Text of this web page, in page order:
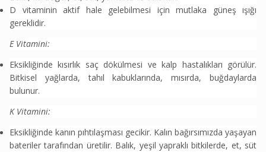
D vitaminin aktif hale gelebilmesi için mutlaka güneş ışığı
gereklidir.
E Vitamini:
Eksikliğinde kısırlık saç dökülmesi ve kalp hastalıkları görülür.
Bitkisel yağlarda, tahıl kabuklarında, mısırda, buğdaylarda
bulunur.
K Vitamini:
Eksikliğinde kanın pıhtılaşması gecikir. Kalın bağırsımızda yaşayan
bateriler tarafından üretilir. Balık, yeşil yapraklı bitkilerde, et, süt